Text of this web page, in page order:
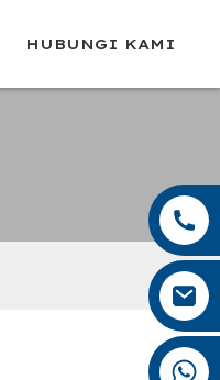
HUBUNGI KAMI
0592 5599526